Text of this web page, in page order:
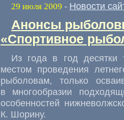
29 июля 2009 - Новости
Анонсы
«Спортивное
Из года в год десятки
местом проведения
рыболовам, только
в многообразии
особенностей
К. Шорину.